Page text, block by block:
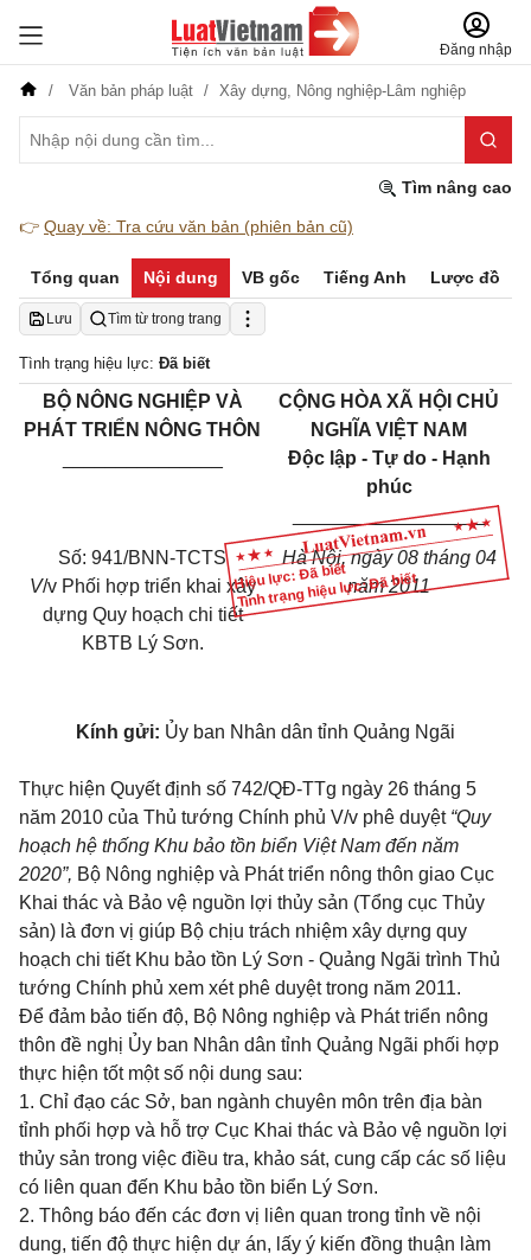
Đăng nhập
Văn bản pháp luật Xây dựng, Nông nghiệp-Lâm nghiệp
Tìm nâng cao
👉 Quay về: Tra cứu văn bản (phiên bản cũ)
Tổng quan Nội dung VB gốc Tiếng Anh Lược đồ
Lưu Tìm từ trong trang
Tình trạng hiệu lực: Đã biết
Hiệu lực: Đã biết
Tình trạng hiệu lực: Đã biết
BỘ NÔNG NGHIỆP VÀ
PHÁT TRIỂN NÔNG THÔN
CỘNG HÒA XÃ HỘI CHỦ
NGHĨA VIỆT NAM
Độc lập - Tự do - Hạnh
phúc
__________________
Số: 941/BNN-TCTS
V/v Phối hợp triển khai xây
dựng Quy hoạch chi tiết
KBTB Lý Sơn.
Hà Nội, ngày 08 tháng 04
năm 2011
Kính gửi: Ủy ban Nhân dân tỉnh Quảng Ngãi
Thực hiện Quyết định số 742/QĐ-TTg ngày 26 tháng 5
năm 2010 của Thủ tướng Chính phủ V/v phê duyệt “Quy
hoạch hệ thống Khu bảo tồn biển Việt Nam đến năm
2020”, Bộ Nông nghiệp và Phát triển nông thôn giao Cục
Khai thác và Bảo vệ nguồn lợi thủy sản (Tổng cục Thủy
sản) là đơn vị giúp Bộ chịu trách nhiệm xây dựng quy
hoạch chi tiết Khu bảo tồn Lý Sơn - Quảng Ngãi trình Thủ
tướng Chính phủ xem xét phê duyệt trong năm 2011.
Để đảm bảo tiến độ, Bộ Nông nghiệp và Phát triển nông
thôn đề nghị Ủy ban Nhân dân tỉnh Quảng Ngãi phối hợp
thực hiện tốt một số nội dung sau:
1. Chỉ đạo các Sở, ban ngành chuyên môn trên địa bàn
tỉnh phối hợp và hỗ trợ Cục Khai thác và Bảo vệ nguồn lợi
thủy sản trong việc điều tra, khảo sát, cung cấp các số liệu
có liên quan đến Khu bảo tồn biển Lý Sơn.
2. Thông báo đến các đơn vị liên quan trong tỉnh về nội
dung, tiến độ thực hiện dự án, lấy ý kiến đồng thuận làm